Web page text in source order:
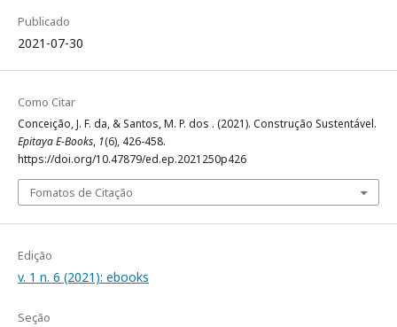
Publicado
2021-07-30
Como Citar
Conceição, J. F. da, & Santos, M. P. dos . (2021). Construção Sustentável.
Epitaya E-Books, 1(6), 426-458.
https://doi.org/10.47879/ed.ep.2021250p426
Fomatos de Citação
Edição
v. 1 n. 6 (2021): ebooks
Seção